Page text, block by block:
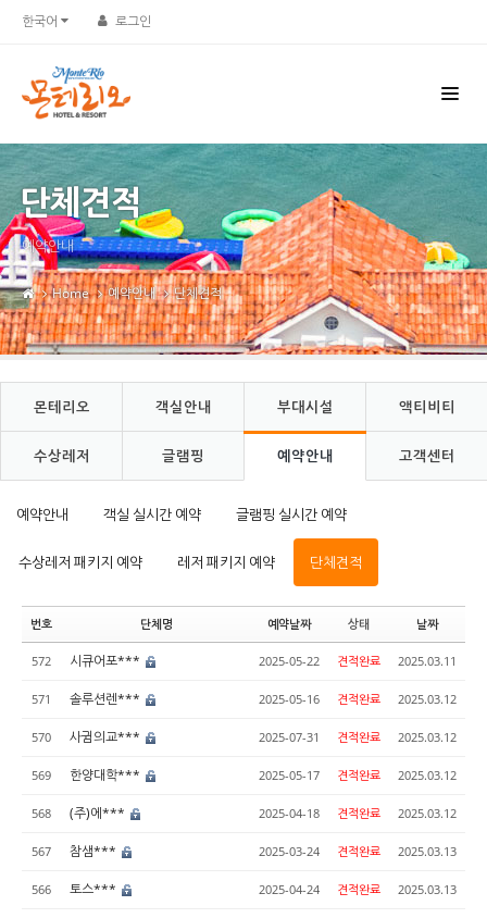
한국어 로그인
단체견적
예약안내
Home 예약안내 단체견적
몬테리오 객실안내 부대시설 액티비티
수상레저 글램핑 예약안내 고객센터
예약안내 객실 실시간 예약 글램핑 실시간 예약
수상레저 패키지 예약 레저 패키지 예약 단체견적
번호 단체명 예약날짜 상태 날짜
572 시큐어포*** 2025-05-22 견적완료 2025.03.11
571 솔루션렌*** 2025-05-16 견적완료 2025.03.12
570 사귐의교*** 2025-07-31 견적완료 2025.03.12
569 한양대학*** 2025-05-17 견적완료 2025.03.12
568 (주)에*** 2025-04-18 견적완료 2025.03.12
567 참샘*** 2025-03-24 견적완료 2025.03.13
566 토스*** 2025-04-24 견적완료 2025.03.13
Sketchbook5, 스케치북5